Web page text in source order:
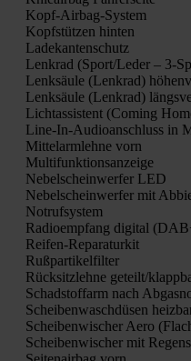
Kopf-Air­bag-Sys­tem
Kopf­stüt­zen hin­ten
Lade­kan­ten­schutz
Lenk­rad (Sport/Leder –
Lenk­säu­le (Lenk­rad)
Lenk­säu­le (Lenk­rad)
Licht­as­sis­tent (Coming
Line-In-Audio­an­schluss in
Mit­tel­arm­leh­ne vorn
Mul­ti­funk­ti­ons­an­zei­ge
Nebel­schein­wer­fer LED
Nebel­schein­wer­fer mit
Not­ruf­sys­tem
Radio­emp­fang digi­tal
Rei­fen-Repa­ra­tur­kit
Ruß­par­ti­kel­fil­ter
Rück­sitz­leh­ne geteilt/
Schad­stoff­arm nach
Schei­ben­wasch­dü­sen
Schei­ben­wi­scher Aero
Schei­ben­wi­scher mit